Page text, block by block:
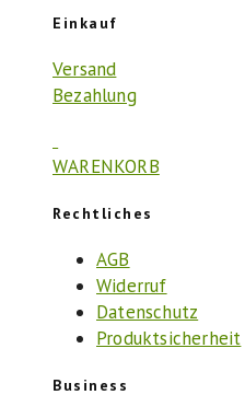
Einkauf
Versand
Bezahlung
WARENKORB
Rechtliches
AGB
Widerruf
Datenschutz
Produktsicherheit
Business